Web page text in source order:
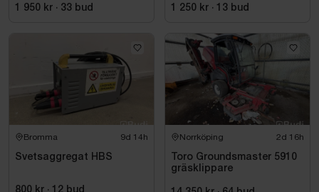
1 950 kr · 33 bud 1 250 kr · 13 bud
Bromma 9d 14h
Svetsaggregat HBS
800 kr · 12 bud
Norrköping 2d 16h
Toro Groundsmaster 5910
gräsklippare